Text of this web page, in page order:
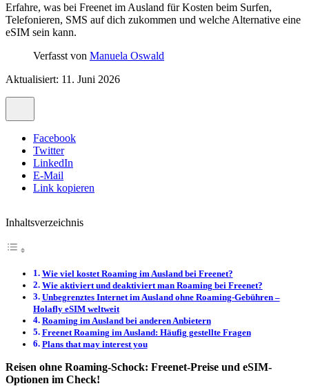
Erfahre, was bei Freenet im Ausland für Kosten beim Surfen,
Telefonieren, SMS auf dich zukommen und welche Alternative eine
eSIM sein kann.
Verfasst von Manuela Oswald
Aktualisiert: 11. Juni 2026
Facebook
Twitter
LinkedIn
E-Mail
Link kopieren
Inhaltsverzeichnis
Wie viel kostet Roaming im Ausland bei Freenet?
Wie aktiviert und deaktiviert man Roaming bei Freenet?
Unbegrenztes Internet im Ausland ohne Roaming-Gebühren –
Holafly eSIM weltweit
Roaming im Ausland bei anderen Anbietern
Freenet Roaming im Ausland: Häufig gestellte Fragen
Plans that may interest you
Reisen ohne Roaming-Schock: Freenet-Preise und eSIM-
Optionen im Check!